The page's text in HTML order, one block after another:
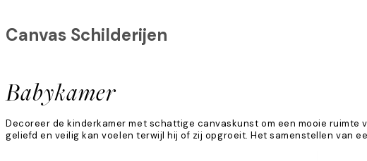
Babykamer
Canvas Schilderijen
Decoreer de kinderkamer met schattige canvaskunst om een mooie
geliefd en veilig kan voelen terwijl hij of zij opgroeit. Het samenstellen van